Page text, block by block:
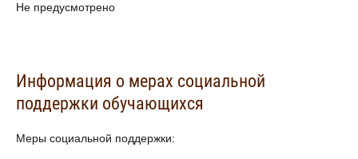
Не предусмотрено
Информация о мерах социальной
поддержки обучающихся
Меры социальной поддержки: